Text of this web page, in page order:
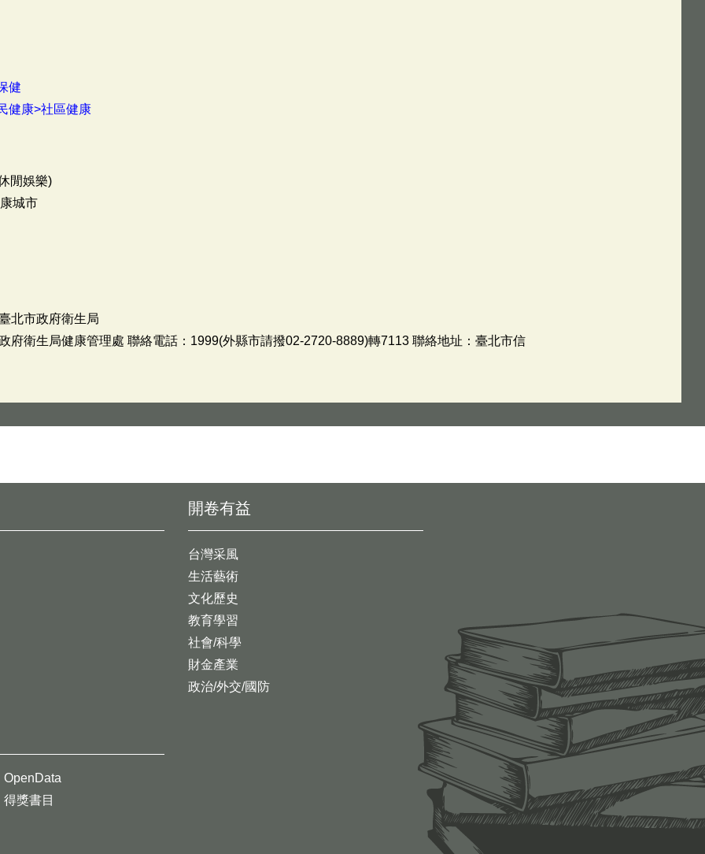
健
健康>社區健康
閒娛樂)
城市
北市政府衛生局
府衛生局健康管理處 聯絡電話：1999(外縣市請撥02-2720-8889)轉7113 聯絡地址：臺北市信
開卷有益
台灣采風
生活藝術
文化歷史
教育學習
社會/科學
財金產業
政治/外交/國防
OpenData
得獎書目